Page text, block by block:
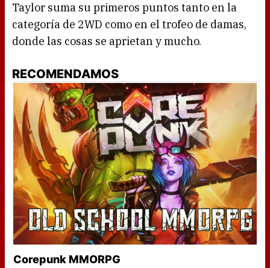
Taylor suma su primeros puntos tanto en la
categoría de 2WD como en el trofeo de damas,
donde las cosas se aprietan y mucho.
RECOMENDAMOS
Corepunk MMORPG